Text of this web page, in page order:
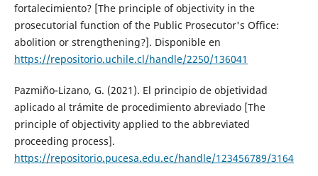
fortalecimiento? [The principle of objectivity in the
prosecutorial function of the Public Prosecutor's Office:
abolition or strengthening?]. Disponible en
https://repositorio.uchile.cl/handle/2250/136041
Pazmiño-Lizano, G. (2021). El principio de objetividad
aplicado al trámite de procedimiento abreviado [The
principle of objectivity applied to the abbreviated
proceeding process].
https://repositorio.pucesa.edu.ec/handle/123456789/3164